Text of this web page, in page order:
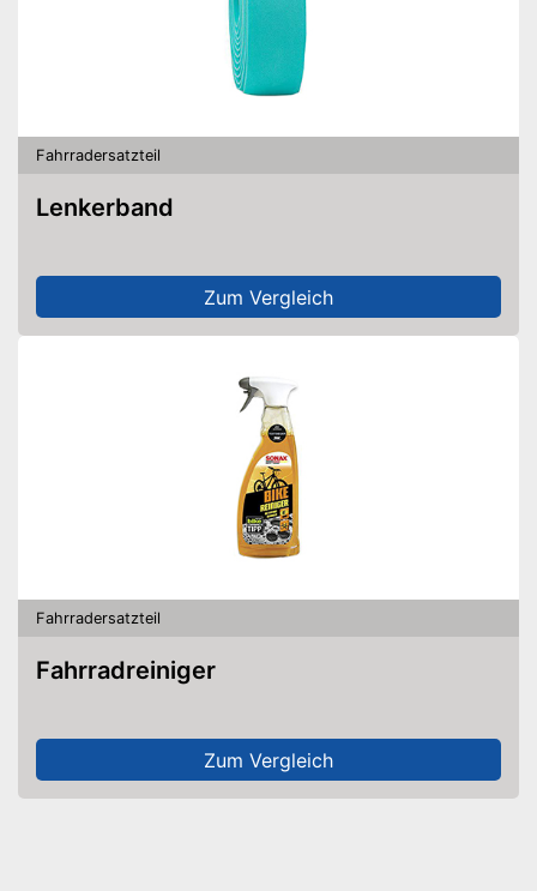
Fahrradersatzteil
Lenkerband
Zum Vergleich
Fahrradersatzteil
Fahrradreiniger
Zum Vergleich